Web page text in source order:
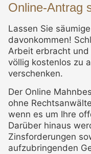
Online-Antrag
Lassen Sie
davonkommen!
Arbeit erbracht
völlig kostenlos zu
verschenken.
Der Online
ohne
wenn es um Ihre
Darüber hinaus
Zinsforderungen
aufzubringenden